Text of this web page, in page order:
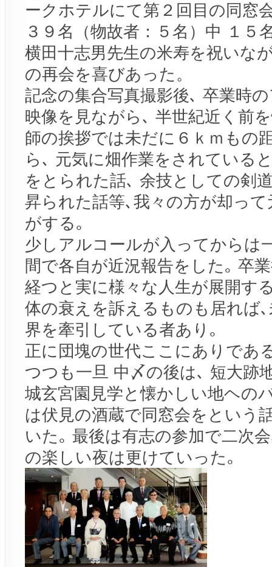
ークホテルにて第２回目の同窓
３９名（物故者：５名）中 １５
横田十志男先生の米寿を祝いな
の再会を喜びあった。
記念の集合写真撮影後､ 卒業時
映像を見ながら､ 半世紀近く前
師の挨拶では未だに６ｋｍもの
ら､ 元気に畑作業をされている
をとられた話､ 余技としての剣
昇られた話等､我々の方が却っ
がする｡
少しアルコールが入ってからは
間で各自が近況報告をした｡ 卒
経つと実に様々な人生が展開す
体の衰えを訴えるものも居れば
界を牽引している者あり｡
正に団塊の世代ここにありであ
つつも一旦 中〆の後は､ 短大跡
城玄宮園見学と懐かしい地ヘの
は伏見の酒蔵で同窓会をという
いた｡ 最後は有志の参加で二次
の楽しい夜は更けていった｡